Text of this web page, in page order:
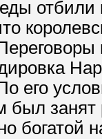
отбили
его
был
богатой